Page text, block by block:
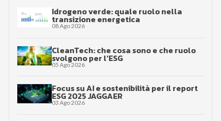
Idrogeno verde: quale ruolo nella
transizione energetica
08 Ago 2026
CleanTech: che cosa sono e che ruolo
svolgono per l’ESG
05 Ago 2026
Focus su AI e sostenibilità per il report
ESG 2025 JAGGAER
03 Ago 2026